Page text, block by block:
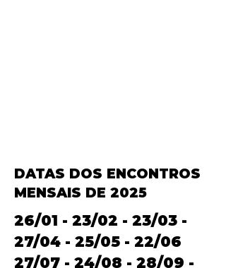
DATAS DOS ENCONTROS
MENSAIS DE 2025
26/01 - 23/02 - 23/03 -
27/04 - 25/05 - 22/06
27/07 - 24/08 - 28/09 -